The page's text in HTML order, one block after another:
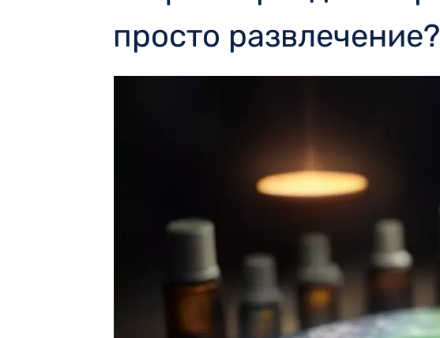
просто развлечение?